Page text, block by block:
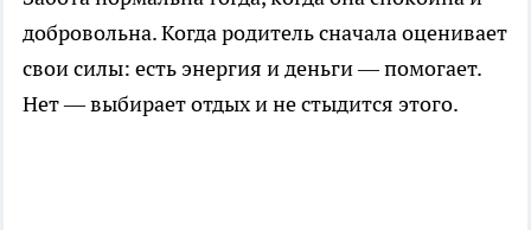
добровольна. Когда родитель сначала оценивает
свои силы: есть энергия и деньги — помогает.
Нет — выбирает отдых и не стыдится этого.